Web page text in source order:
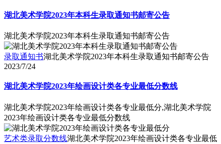
湖北美术学院2023年本科生录取通知书邮寄公告
湖北美术学院2023年本科生录取通知书邮寄公告
录取通知书湖北美术学院2023年本科生录取通知书邮寄公告
2023/7/24
湖北美术学院2023年绘画设计类各专业最低分数线
湖北美术学院2023年绘画设计类各专业最低分,湖北美术学院
2023年绘画设计类各专业最低分数线
艺术类录取分数线湖北美术学院2023年绘画设计类各专业最低